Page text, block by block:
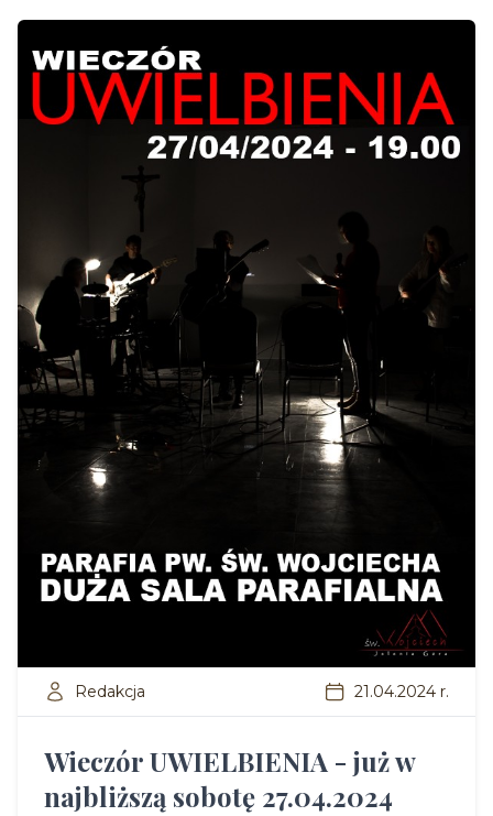
Redakcja 21.04.2024 r.
Wieczór UWIELBIENIA - już w
najbliższą sobotę 27.04.2024